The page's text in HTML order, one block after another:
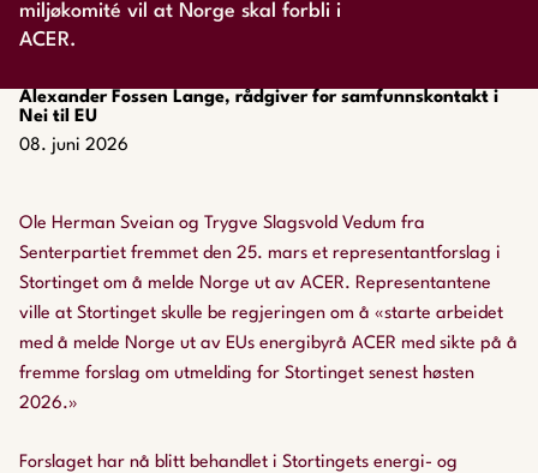
Alexander Fossen Lange, rådgiver for samfunnskontakt i
Nei til EU
08. juni 2026
miljøkomité vil at Norge skal forbli i
ACER.
Ole Herman Sveian og Trygve Slagsvold Vedum fra
Senterpartiet fremmet den 25. mars et representantforslag i
Stortinget om å melde Norge ut av ACER. Representantene
ville at Stortinget skulle be regjeringen om å «starte arbeidet
med å melde Norge ut av EUs energibyrå ACER med sikte på å
fremme forslag om utmelding for Stortinget senest høsten
2026.»
Forslaget har nå blitt behandlet i Stortingets energi- og